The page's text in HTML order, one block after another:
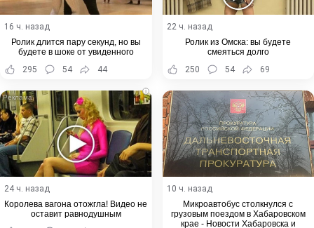
16 ч. назад
Ролик длится пару секунд, но вы
будете в шоке от увиденного
295
54 44
22 ч. назад
Ролик из Омска: вы будете
смеяться долго
250
54 69
i
24 ч. назад
Королева вагона отожгла! Видео не
оставит равнодушным
10 ч. назад
Микроавтобус столкнулся с
грузовым поездом в Хабаровском
крае - Новости Хабаровска и